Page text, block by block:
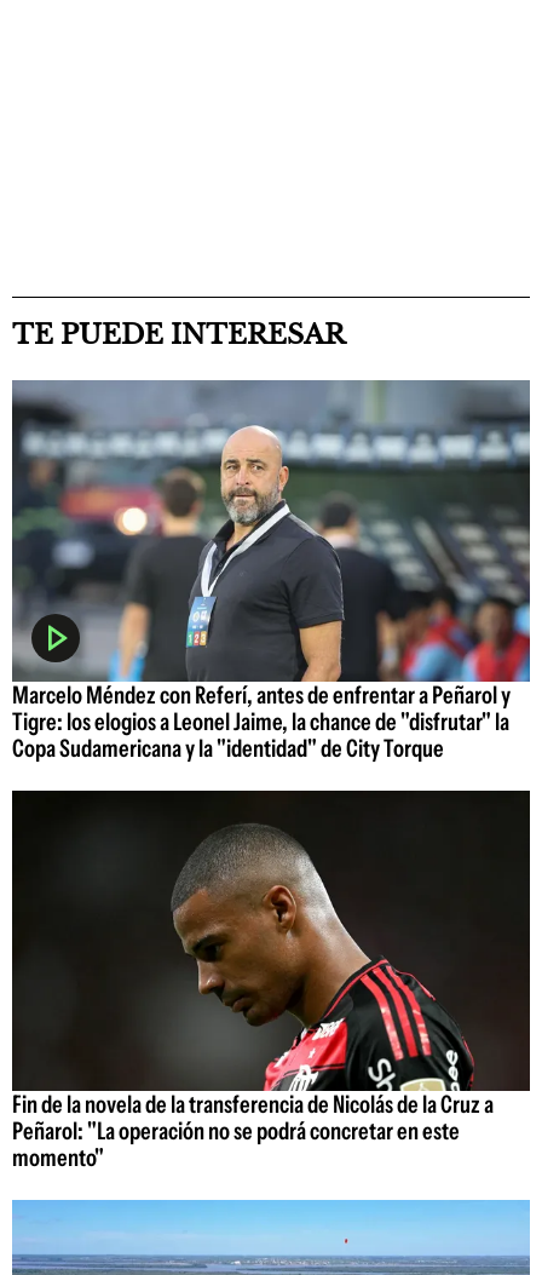
TE PUEDE INTERESAR
Marcelo Méndez con Referí, antes de enfrentar a Peñarol y
Tigre: los elogios a Leonel Jaime, la chance de "disfrutar" la
Copa Sudamericana y la "identidad" de City Torque
Fin de la novela de la transferencia de Nicolás de la Cruz a
Peñarol: "La operación no se podrá concretar en este
momento"